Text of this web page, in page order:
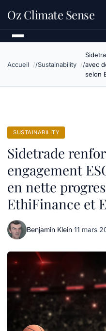
Oz Climate Sense
Accueil Sustainability
avec
selon
SUSTAINABILITY
Sidetrade
engagement
en nette
EthiFinance et
Benjamin Klein·11 mars